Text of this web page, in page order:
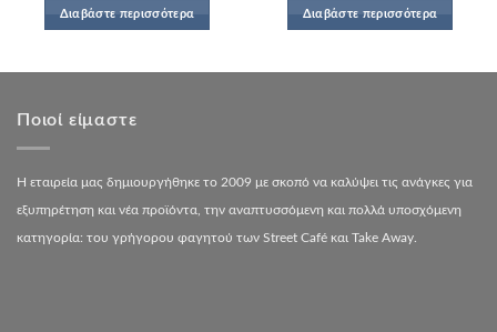
Διαβάστε περισσότερα Διαβάστε περισσότερα
Ποιοί είμαστε
Η εταιρεία μας δημιουργήθηκε το 2009 με σκοπό να καλύψει τις ανάγκες για
εξυπηρέτηση και νέα προϊόντα, την αναπτυσσόμενη και πολλά υποσχόμενη
κατηγορία: του γρήγορου φαγητού των Street Café και Take Away.